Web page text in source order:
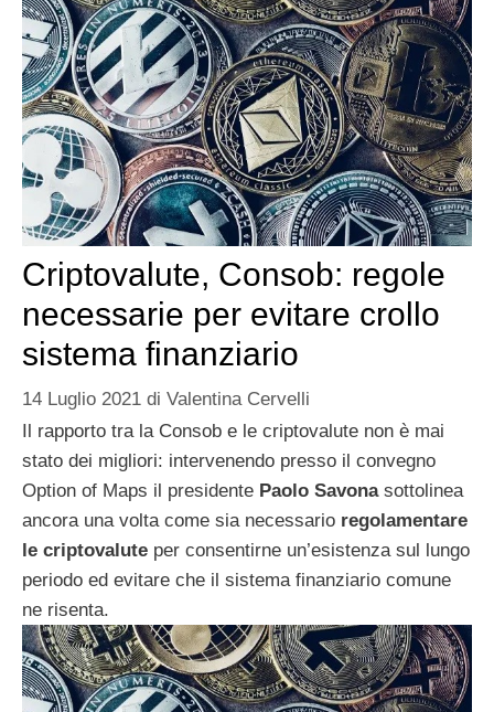
Criptovalute, Consob: regole
necessarie per evitare crollo
sistema finanziario
14 Luglio 2021 di Valentina Cervelli
Il rapporto tra la Consob e le criptovalute non è mai
stato dei migliori: intervenendo presso il convegno
Option of Maps il presidente Paolo Savonasottolinea
ancora una volta come sia necessario regolamentare
le criptovalute per consentirne un’esistenza sul lungo
periodo ed evitare che il sistema finanziario comune
ne risenta.